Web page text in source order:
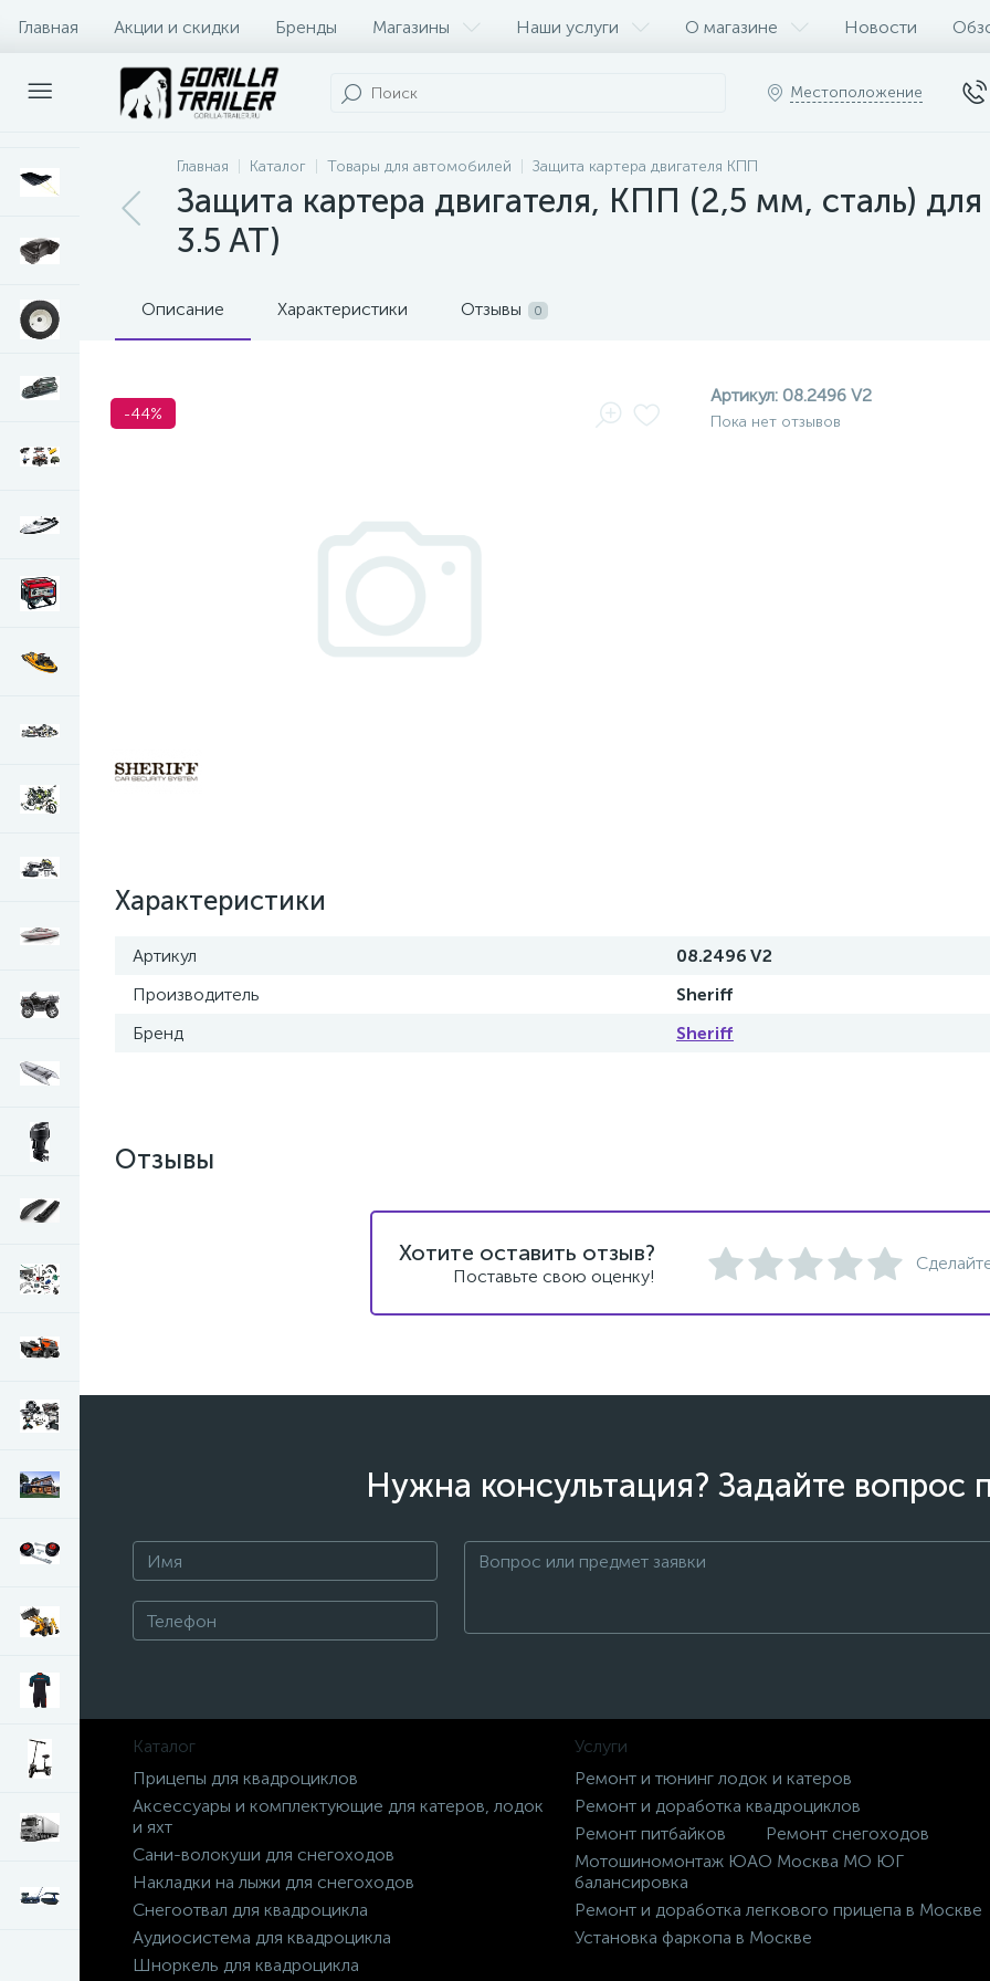
Главная Акции и скидки Бренды Магазины Наши услуги О магазине Новости
Оплата и доставка Контакты
Местоположение
Главная Каталог Товары для автомобилей Защита картера двигателя КПП
Защита картера двигателя, КПП (2,5 мм, сталь)
3.5 AT)
Описание Характеристики Отзывы 0
-44%
Артикул: 08.2496 V2
Пока нет отзывов
Характеристики
Артикул
08.2496 V2
Производитель
Sheriff
Бренд
Sheriff
Отзывы
Хотите оставить отзыв?
Поставьте свою оценку!
Нужна консультация? Задайте вопрос
Каталог
Прицепы для квадроциклов
Аксессуары и комплектующие для катеров, лодок
и яхт
Сани-волокуши для снегоходов
Накладки на лыжи для снегоходов
Снегоотвал для квадроцикла
Аудиосистема для квадроцикла
Шноркель для квадроцикла
Услуги
Ремонт и тюнинг лодок и катеров
Ремонт и доработка квадроциклов
Ремонт питбайков
Ремонт снегоходов
Мотошиномонтаж ЮАО Москва МО ЮГ
балансировка
Ремонт и доработка легкового прицепа в Москве
Установка фаркопа в Москве